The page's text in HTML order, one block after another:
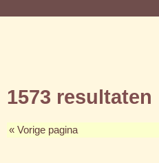
1573 resultaten
« Vorige pagina